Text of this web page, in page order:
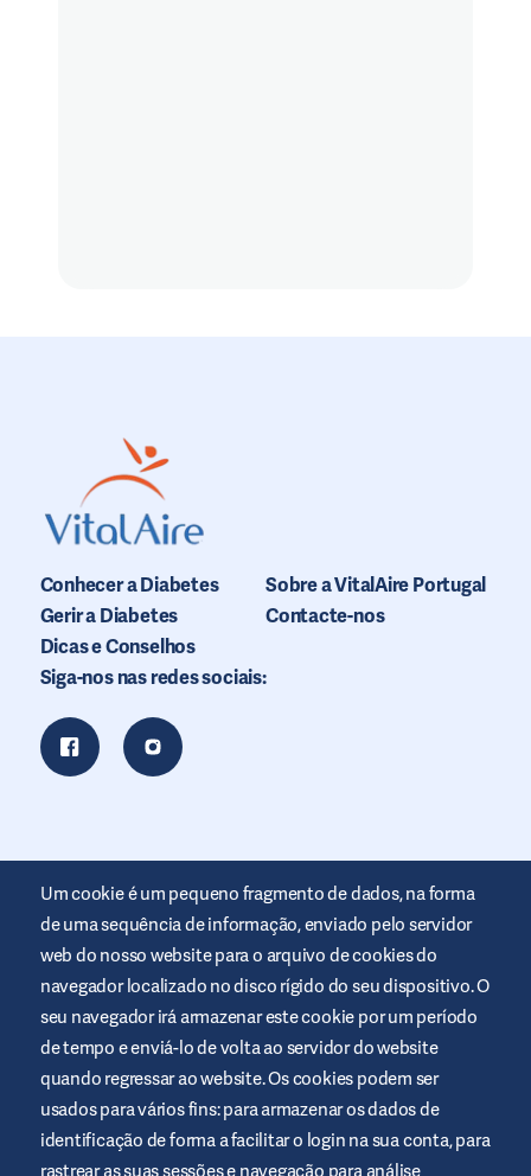
Conhecer a Diabetes
Gerir a Diabetes
Dicas e Conselhos
Sobre a VitalAire Portugal
Contacte-nos
Siga-nos nas redes sociais:
Este website é disponibilizado pela Air Liquide Healthcare para
informar e ajudar as pessoas com diabetes. O seu intuito é
meramente informativo e não substitui as recomendações
médicas. Consulte sempre o seu profissional de saúde.
Termos e condições do website
Um cookie é um pequeno fragmento de dados, na forma
de uma sequência de informação, enviado pelo servidor
web do nosso website para o arquivo de cookies do
navegador localizado no disco rígido do seu dispositivo. O
seu navegador irá armazenar este cookie por um período
de tempo e enviá-lo de volta ao servidor do website
quando regressar ao website. Os cookies podem ser
usados para vários fins: para armazenar os dados de
identificação de forma a facilitar o login na sua conta, para
rastrear as suas sessões e navegação para análise